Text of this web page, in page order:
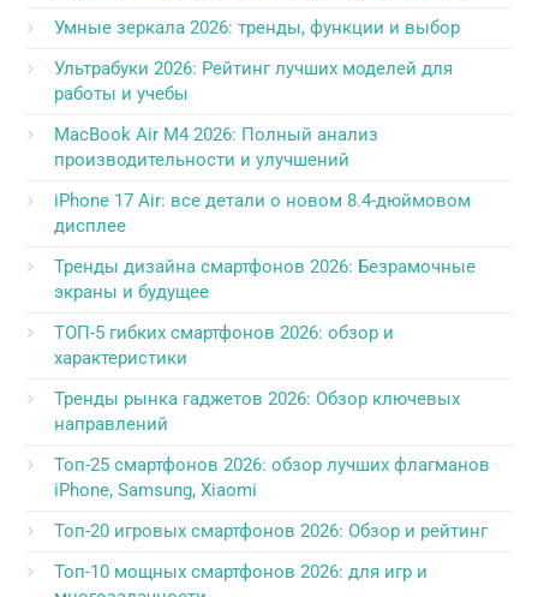
Умные зеркала 2026: тренды, функции и выбор
Ультрабуки 2026: Рейтинг лучших моделей для
работы и учебы
MacBook Air M4 2026: Полный анализ
производительности и улучшений
iPhone 17 Air: все детали о новом 8.4-дюймовом
дисплее
Тренды дизайна смартфонов 2026: Безрамочные
экраны и будущее
ТОП-5 гибких смартфонов 2026: обзор и
характеристики
Тренды рынка гаджетов 2026: Обзор ключевых
направлений
Топ-25 смартфонов 2026: обзор лучших флагманов
iPhone, Samsung, Xiaomi
Топ-20 игровых смартфонов 2026: Обзор и рейтинг
Топ-10 мощных смартфонов 2026: для игр и